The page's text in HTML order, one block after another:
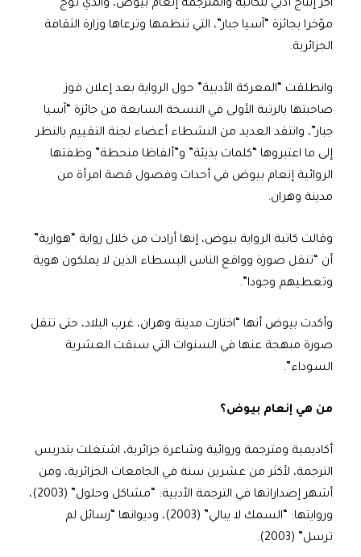
آخر إنتاج أدبي للكاتبة والمترجمة إنعام بيوض، والذي توج
مؤخرا بجائزة “آسيا جبار”، التي تنظمها وترعاها وزارة الثقافة
الجزائرية.
وانطلقت “المعركة الأدبية” حول الرواية بعد إعلان فوز
صاحبتها بالرتبة الأولى في النسخة السابعة من جائزة “آسيا
جبار”، وانتقد العديد من النشطاء أعضاء لجنة التقييم بالنظر
إلى ما اعتبروها “كلمات بذيئة” و”ألفاظا منحطة” وظفتها
الروائية إنعام بيوض في أحداث وفصول قصة امرأة من
مدينة وهران.
وقالت كاتبة الرواية بيوض، إنها أرادت من خلال رواية “هوارية”
أن “تنقل صورة وواقع الناس البسطاء الذين لا يملكون هوية
وتعطيهم وجودا”.
وأكدت بيوض أنها “اختارت مدينة وهران، غرب البلاد، حتى تنقل
صورة مبهجة عنها في السنوات التي سبقت العشرية
السوداء”.
من هي إنعام بيوض؟
أكاديمية ومترجمة وروائية وشاعرة جزائرية، اشتغلت بتدريس
الترجمة، لأكثر من عشرين سنة في الجامعات الجزائرية، ومن
أشهر إصداراتها في الترجمة الأدبية: “مشاكل وحلول” (2003)،
وروايتها: “السمك لا يبالي” (2003)، وديوانها “رسائل لم
ترسل” (2003).